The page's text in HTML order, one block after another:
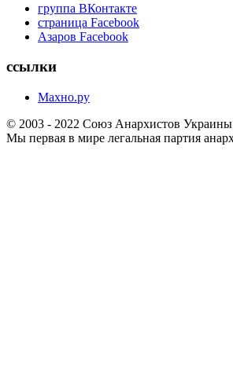
группа ВКонтакте
страница Facebook
Азаров Facebook
ссылки
Махно.ру
© 2003 - 2022 Союз Анархистов
Мы первая в мире легальная партия